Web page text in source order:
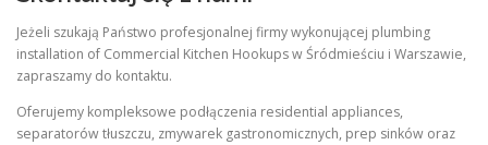
Jeżeli szukają Państwo profesjonalnej firmy wykonującej plumbing
installation of Commercial Kitchen Hookups w Śródmieściu i Warszawie,
zapraszamy do kontaktu.
Oferujemy kompleksowe podłączenia residential appliances,
separatorów tłuszczu, zmywarek gastronomicznych, prep sinków oraz